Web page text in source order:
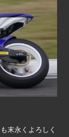
末永くよろしく